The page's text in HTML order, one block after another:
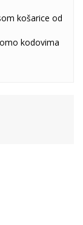
košarice od
kodovima